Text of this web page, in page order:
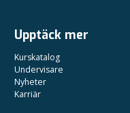
Upptäck mer
Kurskatalog
Undervisare
Nyheter
Karriär